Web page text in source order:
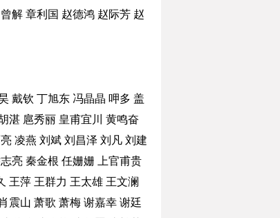
曾解 章利国 赵德鸿 赵际芳 赵
戴钦 丁旭东 冯晶晶 呷多 盖
湛 扈秀丽 皇甫宜川
黄鸣奋
凌燕 刘斌 刘昌泽 刘凡 刘建
亮 秦金根 任姗姗
上官甫贵
王萍 王群力 王太雄 王文澜
肖震山 萧歌 萧梅 谢嘉幸 谢廷